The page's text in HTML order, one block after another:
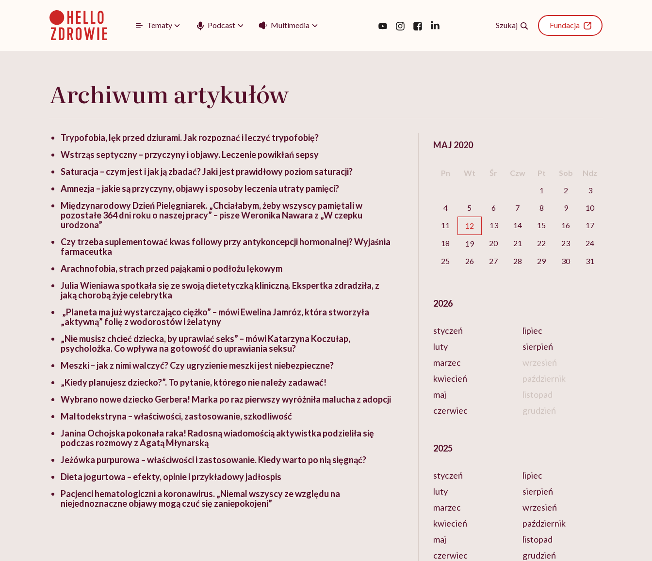
Tematy Podcast Multimedia Szukaj Fundacja
Archiwum artykułów
Trypofobia, lęk przed dziurami. Jak rozpoznać i leczyć trypofobię?
Wstrząs septyczny – przyczyny i objawy. Leczenie powikłań sepsy
Saturacja – czym jest i jak ją zbadać? Jaki jest prawidłowy poziom saturacji?
Amnezja – jakie są przyczyny, objawy i sposoby leczenia utraty pamięci?
Międzynarodowy Dzień Pielęgniarek. „Chciałabym, żeby wszyscy pamiętali w
pozostałe 364 dni roku o naszej pracy” – pisze Weronika Nawara z „W czepku
urodzona”
Czy trzeba suplementować kwas foliowy przy antykoncepcji hormonalnej? Wyjaśnia
farmaceutka
Arachnofobia, strach przed pająkami o podłożu lękowym
Julia Wieniawa spotkała się ze swoją dietetyczką kliniczną. Ekspertka zdradziła, z
jaką chorobą żyje celebrytka
„Planeta ma już wystarczająco ciężko” – mówi Ewelina Jamróz, która stworzyła
„aktywną” folię z wodorostów i żelatyny
„Nie musisz chcieć dziecka, by uprawiać seks” – mówi Katarzyna Koczułap,
psycholożka. Co wpływa na gotowość do uprawiania seksu?
Meszki – jak z nimi walczyć? Czy ugryzienie meszki jest niebezpieczne?
„Kiedy planujesz dziecko?”. To pytanie, którego nie należy zadawać!
Wybrano nowe dziecko Gerbera! Marka po raz pierwszy wyróżniła malucha z adopcji
Maltodekstryna – właściwości, zastosowanie, szkodliwość
Janina Ochojska pokonała raka! Radosną wiadomością aktywistka podzieliła się
podczas rozmowy z Agatą Młynarską
Jeżówka purpurowa – właściwości i zastosowanie. Kiedy warto po nią sięgnąć?
Dieta jogurtowa – efekty, opinie i przykładowy jadłospis
Pacjenci hematologiczni a koronawirus. „Niemal wszyscy ze względu na
niejednoznaczne objawy mogą czuć się zaniepokojeni”
MAJ 2020
Pn Wt Śr Czw Pt Sob
Ndz
1
2
3
4
5 6 7 8 9
10
11
12 13 14 15 16
17
18
19 20 21 22 23
24
25
26 27 28 29 30 31
2026
styczeń
luty
marzec
kwiecień
maj
czerwiec
lipiec
sierpień
wrzesień
październik
listopad
grudzień
2025
styczeń
luty
marzec
kwiecień
maj
czerwiec
lipiec
sierpień
wrzesień
październik
listopad
grudzień